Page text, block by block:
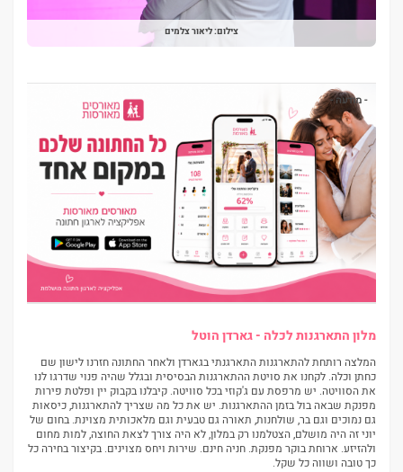
צילום: ליאור צלמים
- מודעה -
מלון התארגנות לכלה - גארדן הוטל
המלצה רותחת להתארגנות התארגנתי בגארדן ולאחר החתונה חזרנו לישון שם
כחתן וכלה. לקחנו את סויטת ההתארגנות הבסיסית ובגלל שהיה פנוי שדרגו לנו
את הסוויטה. יש מרפסת עם ג'קוזי בכל סוויטה. קיבלנו בקבוק יין ופלטת פירות
מפנקת שבאה בול בזמן ההתארגנות. יש את כל מה שצריך להתארגנות, כיסאות
גם נמוכים וגם בר, שולחנות, תאורה גם טבעית וגם מלאכותית מצוינת. בחום של
יוני זה היה מושלם, הצטלמנו רק במלון, לא היה צורך לצאת החוצה, למות מחום
ולהזיזע. ארוחת בוקר מפנקת. חניה חינם. שירות ויחס מצוינים. בקיצור בחירה כל
כך טובה ושווה כל שקל.